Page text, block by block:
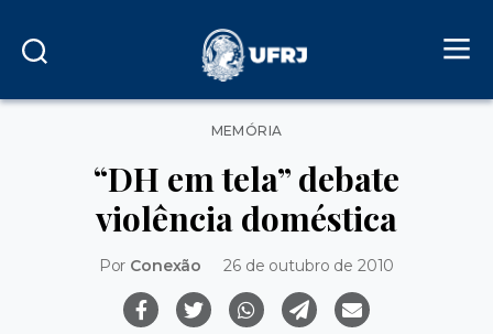
Categorias
MEMÓRIA
“DH em tela” debate
violência doméstica
Por Conexão 26 de outubro de 2010